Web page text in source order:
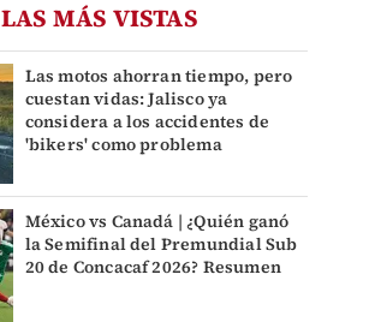
LAS MÁS VISTAS
Las motos ahorran tiempo, pero
cuestan vidas: Jalisco ya
considera a los accidentes de
'bikers' como problema
México vs Canadá | ¿Quién ganó
la Semifinal del Premundial Sub
20 de Concacaf 2026? Resumen